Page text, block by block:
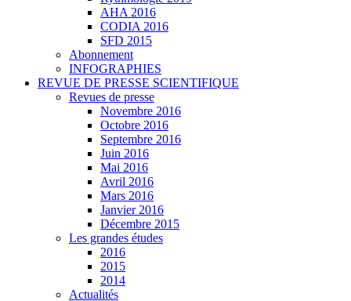
AHA 2016
CODIA 2016
SFD 2015
Abonnement
INFOGRAPHIES
REVUE DE PRESSE SCIENTIFIQUE
Revues de presse
Novembre 2016
Octobre 2016
Septembre 2016
Juin 2016
Mai 2016
Avril 2016
Mars 2016
Janvier 2016
Décembre 2015
Les grandes études
2016
2015
2014
Actualités